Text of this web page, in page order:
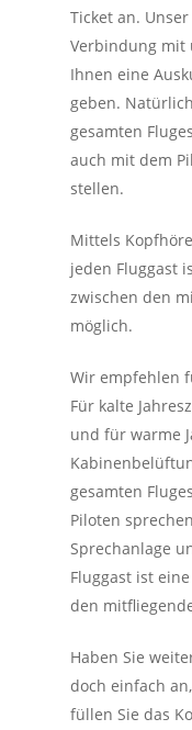
Ticket an.
Verbindung mit
Ihnen eine
geben.
gesamten
auch mit dem
stellen.
Mittels
jeden Fluggast
zwischen den
möglich.
Wir empfehlen
Für kalte
und für warme
gesamten
Piloten
Sprechanlage
Fluggast ist
den
Haben Sie
doch einfach
füllen Sie das